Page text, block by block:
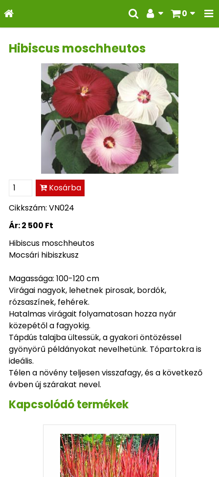
0
Hibiscus moschheutos
Kosárba
Cikkszám: VN024
Ár:2 500 Ft
Hibiscus moschheutos
Mocsári hibiszkusz
Magassága: 100-120 cm
Virágai nagyok, lehetnek pirosak, bordók,
rózsaszínek, fehérek.
Hatalmas virágait folyamatosan hozza nyár
közepétől a fagyokig.
Tápdús talajba ültessük, a gyakori öntözéssel
gyönyörű példányokat nevelhetünk. Tópartokra is
ideális.
Télen a növény teljesen visszafagy, és a következő
évben új szárakat nevel.
Kapcsolódó termékek